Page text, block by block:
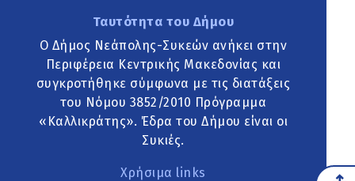
Ταυτότητα του Δήμου
Ο Δήμος Νεάπολης-Συκεών ανήκει στην
Περιφέρεια Κεντρικής Μακεδονίας και
συγκροτήθηκε σύμφωνα με τις διατάξεις
του Νόμου 3852/2010 Πρόγραμμα
«Καλλικράτης». Έδρα του Δήμου είναι οι
Συκιές.
Χρήσιμα links